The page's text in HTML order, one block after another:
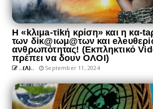
Η «kλιμa-τikή κρίση» και η κα-
των δiκ@ιωμ@των και
ανθρωπότητας! (Εκπληκτικό
πρέπει να δουν ΟΛΟΙ)
..(Λ).. September 11, 2024